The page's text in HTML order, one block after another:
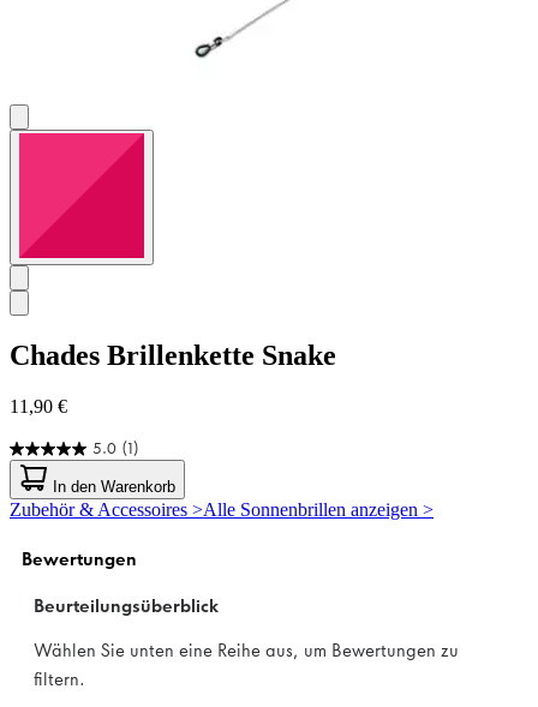
Chades Brillenkette Snake
11,90 €
5.0 (1)
5.0
von
5
Sternen.
Bewertung
In den Warenkorb
Zubehör & Accessoires >Alle Sonnenbrillen anzeigen >